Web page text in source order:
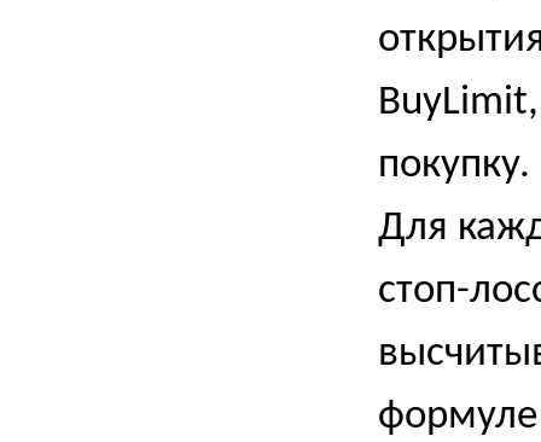
BuyLimit
покупку.
Для
стоп-
формуле